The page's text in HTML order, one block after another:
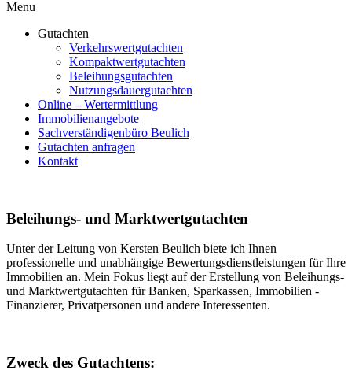
Menu
Gutachten
Verkehrswertgutachten
Kompaktwertgutachten
Beleihungsgutachten
Nutzungsdauergutachten
Online – Wertermittlung
Immobilienangebote
Sachverständigenbüro Beulich
Gutachten anfragen
Kontakt
Beleihungs- und Marktwertgutachten
Unter der Leitung von Kersten Beulich biete ich Ihnen
professionelle und unabhängige Bewertungsdienstleistungen für Ihre
Immobilien an. Mein Fokus liegt auf der Erstellung von Beleihungs-
und Marktwertgutachten für Banken, Sparkassen, Immobilien -
Finanzierer, Privatpersonen und andere Interessenten.
Zweck des Gutachtens: